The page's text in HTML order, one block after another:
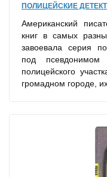
ПОЛИЦЕЙСКИЕ
Американский
книг в самых
завоевала серия
под
полицейского
громадном городе,